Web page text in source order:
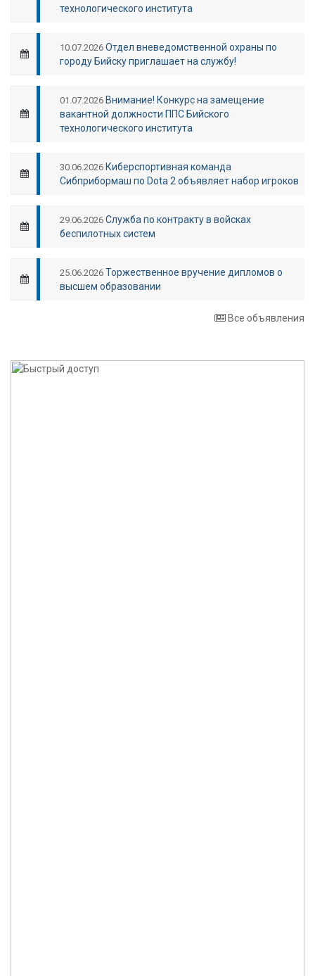
технологического института
10.07.2026 Отдел вневедомственной охраны по
городу Бийску приглашает на службу!
01.07.2026 Внимание! Конкурс на замещение
вакантной должности ППС Бийского
технологического института
30.06.2026 Киберспортивная команда
Сибприбормаш по Dota 2 объявляет набор игроков
29.06.2026 Служба по контракту в войсках
беспилотных систем
25.06.2026 Торжественное вручение дипломов о
высшем образовании
Все объявления